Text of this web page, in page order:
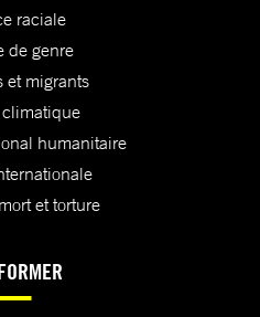
raciale
de genre
et migrants
humanitaire
et torture